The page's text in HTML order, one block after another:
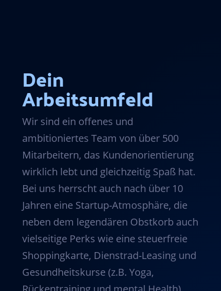
Dein
Arbeitsumfeld
Wir sind ein offenes und
ambitioniertes Team von über 500
Mitarbeitern, das Kundenorientierung
wirklich lebt und gleichzeitig Spaß hat.
Bei uns herrscht auch nach über 10
Jahren eine Startup-Atmosphäre, die
neben dem legendären Obstkorb auch
vielseitige Perks wie eine steuerfreie
Shoppingkarte, Dienstrad-Leasing und
Gesundheitskurse (z.B. Yoga,